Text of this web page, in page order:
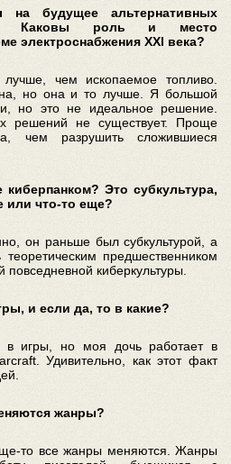
будущее альтернативных
Каковы роль и место
электроснабжения XXI века?
чем ископаемое топливо.
но она и то лучше. Я большой
но это не идеальное решение.
решений не существует. Проще
чем разрушить сложившиеся
Это субкультура,
или что-то еще?
он раньше был субкультурой, а
предшественником
киберкультуры.
и если да, то в какие?
в игры, но моя дочь работает в
Удивительно, как этот факт
жанры?
то все жанры меняются. Жанры